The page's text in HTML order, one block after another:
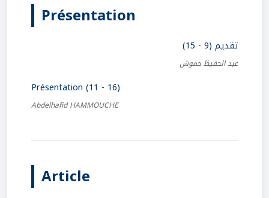
Présentation
تقديم (9 - 15)
عبد الحفيظ حموش
Présentation (11 - 16)
Abdelhafid HAMMOUCHE
Article